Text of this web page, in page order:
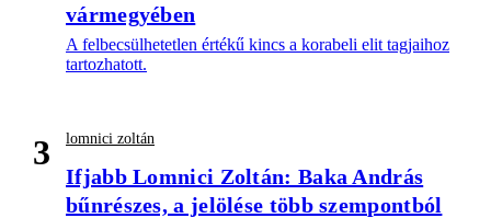
vármegyében
A felbecsülhetetlen értékű kincs a korabeli elit tagjaihoz
tartozhatott.
3 lomnici zoltán
Ifjabb Lomnici Zoltán: Baka András
bűnrészes, a jelölése több szempontból